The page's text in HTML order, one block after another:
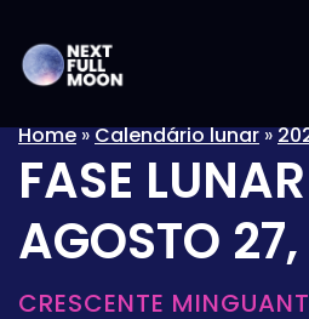
Home»Calendário lunar»
FASE
AGOSTO
CRESCENTE